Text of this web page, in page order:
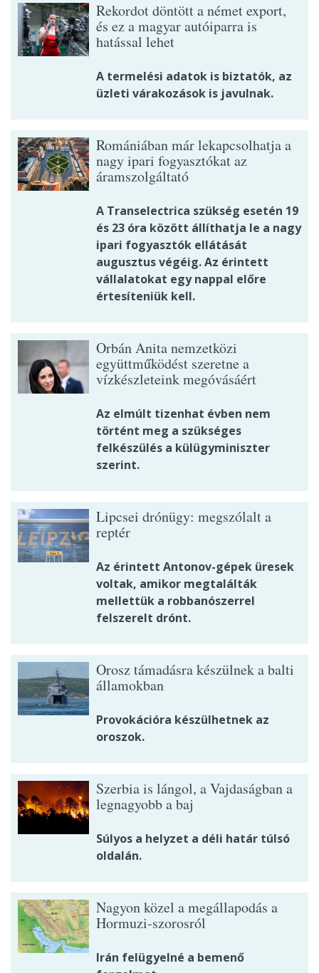
Rekordot döntött a német export,
és ez a magyar autóiparra is
hatással lehet
A termelési adatok is biztatók, az
üzleti várakozások is javulnak.
Romániában már lekapcsolhatja a
nagy ipari fogyasztókat az
áramszolgáltató
A Transelectrica szükség esetén 19
és 23 óra között állíthatja le a nagy
ipari fogyasztók ellátását
augusztus végéig. Az érintett
vállalatokat egy nappal előre
értesíteniük kell.
Orbán Anita nemzetközi
együttműködést szeretne a
vízkészleteink megóvásáért
Az elmúlt tizenhat évben nem
történt meg a szükséges
felkészülés a külügyminiszter
szerint.
Lipcsei drónügy: megszólalt a
reptér
Az érintett Antonov-gépek üresek
voltak, amikor megtalálták
mellettük a robbanószerrel
felszerelt drónt.
Orosz támadásra készülnek a balti
államokban
Provokációra készülhetnek az
oroszok.
Szerbia is lángol, a Vajdaságban a
legnagyobb a baj
Súlyos a helyzet a déli határ túlsó
oldalán.
Nagyon közel a megállapodás a
Hormuzi-szorosról
Irán felügyelné a bemenő